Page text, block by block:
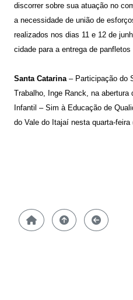
discorrer sobre sua atuação no
a necessidade de união de
realizados nos dias 11 e 12 de
cidade para a entrega de
Santa Catarina– Participação do
Trabalho, Inge Ranck, na abertura
Infantil – Sim à Educação de
do Vale do Itajaí nesta quarta-feira